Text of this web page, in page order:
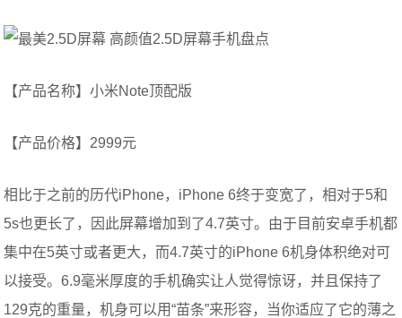
【产品名称】小米Note顶配版
【产品价格】2999元
相比于之前的历代iPhone，iPhone 6终于变宽了，相对于5和
5s也更长了，因此屏幕增加到了4.7英寸。由于目前安卓手机都
集中在5英寸或者更大，而4.7英寸的iPhone 6机身体积绝对可
以接受。6.9毫米厚度的手机确实让人觉得惊讶，并且保持了
129克的重量，机身可以用“苗条”来形容，当你适应了它的薄之